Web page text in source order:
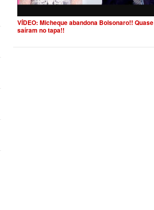
VÍDEO: Micheque abandona Bolsonaro!! Quase
saíram no tapa!!